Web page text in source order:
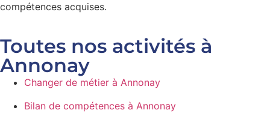
compétences acquises.
Toutes nos activités à
Annonay
Changer de métier à Annonay
Bilan de compétences à Annonay